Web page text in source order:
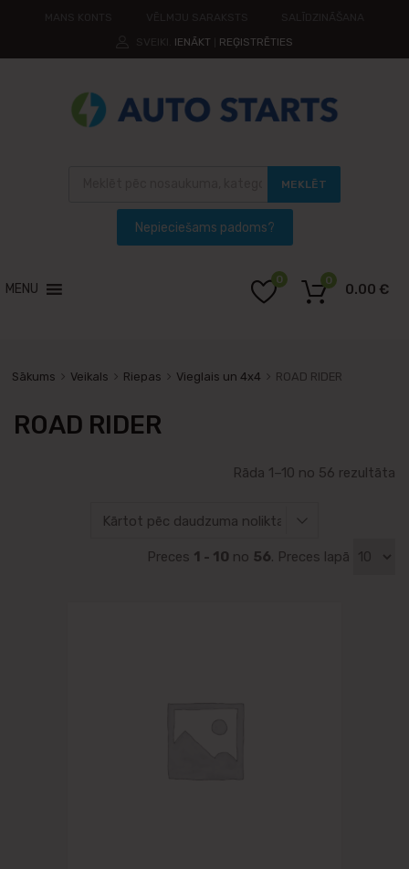
IENĀKT REĢISTRĒTIES
MEKLĒT
MENU
0
0.00 €
0
Sākums Veikals Riepas Vieglais un 4x4 ROAD RIDER
ROAD RIDER
Rāda 1–10 no 56 rezultāta
Preces 1 - 10 no 56. Preces lapā